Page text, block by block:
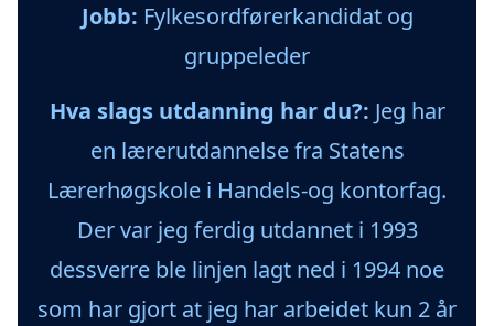
Jobb: Fylkesordførerkandidat og
gruppeleder
Hva slags utdanning har du?: Jeg har
en lærerutdannelse fra Statens
Lærerhøgskole i Handels-og kontorfag.
Der var jeg ferdig utdannet i 1993
dessverre ble linjen lagt ned i 1994 noe
som har gjort at jeg har arbeidet kun 2 år